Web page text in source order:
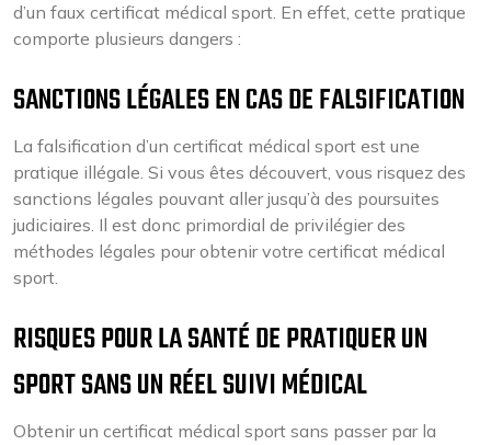
d’un faux certificat médical sport. En effet, cette pratique
comporte plusieurs dangers :
SANCTIONS LÉGALES EN CAS DE FALSIFICATION
La falsification d’un certificat médical sport est une
pratique illégale. Si vous êtes découvert, vous risquez des
sanctions légales pouvant aller jusqu’à des poursuites
judiciaires. Il est donc primordial de privilégier des
méthodes légales pour obtenir votre certificat médical
sport.
RISQUES POUR LA SANTÉ DE PRATIQUER UN
SPORT SANS UN RÉEL SUIVI MÉDICAL
Obtenir un certificat médical sport sans passer par la